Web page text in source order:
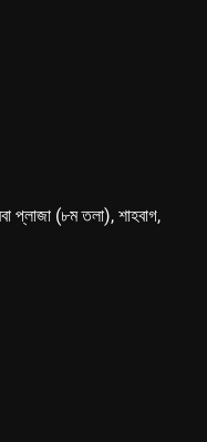
প্লাজা (৮ম তলা), শাহবাগ,